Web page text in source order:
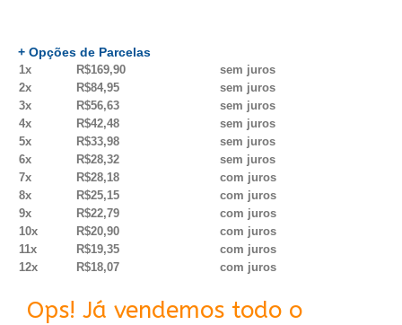
+ Opções de Parcelas
1x R$169,90
sem juros
2x
R$84,95
sem juros
3x
R$56,63
sem juros
4x
R$42,48
sem juros
5x
R$33,98
sem juros
6x
R$28,32
sem juros
7x
R$28,18
com juros
8x
R$25,15
com juros
9x
R$22,79
com juros
10x
R$20,90
com juros
11x
R$19,35
com juros
12x
R$18,07 com juros
Ops! Já vendemos todo o